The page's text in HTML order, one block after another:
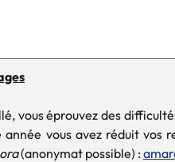
vous éprouvez des
année vous avez réduit vos
(anonymat possible) :